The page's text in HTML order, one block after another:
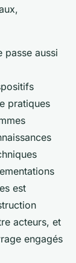
passe aussi
pratiques
est
acteurs, et
engagés